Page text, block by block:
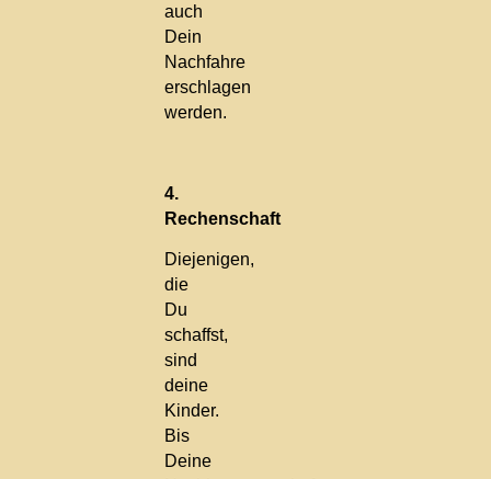
auch
Dein
Nachfahre
erschlagen
werden.
4.
Rechenschaft
Diejenigen,
die
Du
schaffst,
sind
deine
Kinder.
Bis
Deine